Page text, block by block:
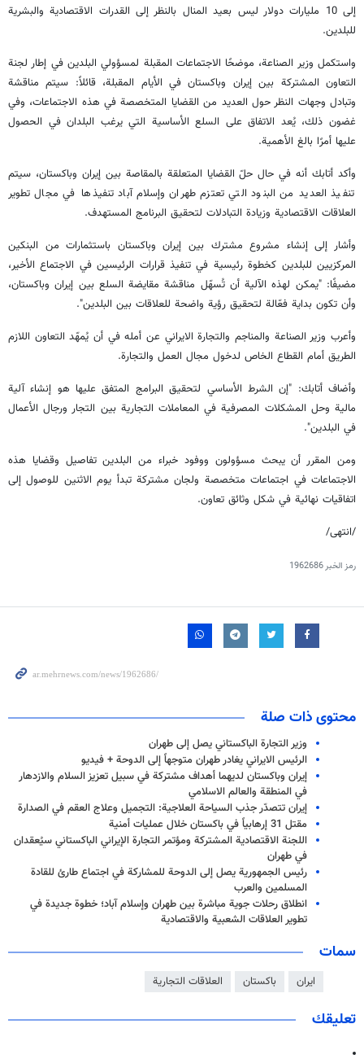
إلى 10 مليارات دولار ليس بعيد المنال بالنظر إلى القدرات الاقتصادية والبشرية
للبلدين.
واستكمل وزير الصناعة، موضحًا الاجتماعات المقبلة لمسؤولي البلدين في إطار لجنة
التعاون المشتركة بين إيران وباكستان في الأيام المقبلة، قائلاً: سيتم مناقشة
وتبادل وجهات النظر حول العديد من القضايا المتخصصة في هذه الاجتماعات، وفي
غضون ذلك، يُعد الاتفاق على السلع الأساسية التي يرغب البلدان في الحصول
عليها أمرًا بالغ الأهمية.
وأكد أتابك أنه في حال حلّ القضايا المتعلقة بالمقاصة بين إيران وباكستان، سيتم
تنفيذ العديد من البنود التي تعتزم طهران وإسلام آباد تنفيذها في مجال تطوير
العلاقات الاقتصادية وزيادة التبادلات لتحقيق البرنامج المستهدف.
وأشار إلى إنشاء مشروع مشترك بين إيران وباكستان باستثمارات من البنكين
المركزيين للبلدين كخطوة رئيسية في تنفيذ قرارات الرئيسين في الاجتماع الأخير،
مضيفًا: "يمكن لهذه الآلية أن تُسهّل مناقشة مقايضة السلع بين إيران وباكستان،
وأن تكون بداية فعّالة لتحقيق رؤية واضحة للعلاقات بين البلدين".
وأعرب وزير الصناعة والمناجم والتجارة الايراني عن أمله في أن يُمهّد التعاون اللازم
الطريق أمام القطاع الخاص لدخول مجال العمل والتجارة.
وأضاف أتابك: "إن الشرط الأساسي لتحقيق البرامج المتفق عليها هو إنشاء آلية
مالية وحل المشكلات المصرفية في المعاملات التجارية بين التجار ورجال الأعمال
في البلدين".
ومن المقرر أن يبحث مسؤولون ووفود خبراء من البلدين تفاصيل وقضايا هذه
الاجتماعات في اجتماعات متخصصة ولجان مشتركة تبدأ يوم الاثنين للوصول إلى
اتفاقيات نهائية في شكل وثائق تعاون.
/انتهى/
رمز الخبر1962686
محتوى ذات صلة
وزير التجارة الباكستاني يصل إلى طهران
الرئيس الايراني يغادر طهران متوجهاً إلى الدوحة + فيديو
إيران وباكستان لديهما أهداف مشتركة في سبيل تعزيز السلام والازدهار
في المنطقة والعالم الاسلامي
إيران تتصدّر جذب السياحة العلاجية: التجميل وعلاج العقم في الصدارة
مقتل 31 إرهابياً في باكستان خلال عمليات أمنية
اللجنة الاقتصادية المشتركة ومؤتمر التجارة الإيراني الباكستاني سيُعقدان
في طهران
رئيس الجمهورية يصل إلى الدوحة للمشاركة في اجتماع طارئ للقادة
المسلمين والعرب
انطلاق رحلات جوية مباشرة بين طهران وإسلام آباد؛ خطوة جديدة في
تطوير العلاقات الشعبية والاقتصادية
سمات
ايران باكستان العلاقات التجارية
تعليقك